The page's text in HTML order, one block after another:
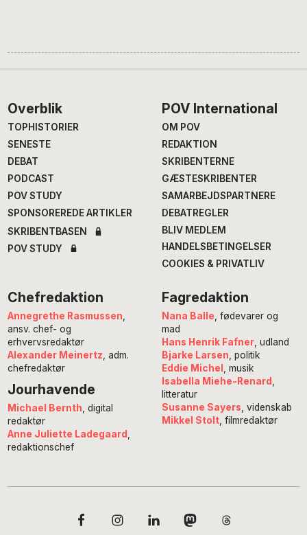
Footer
Overblik
TOPHISTORIER
SENESTE
DEBAT
PODCAST
POV STUDY
SPONSOREREDE ARTIKLER
SKRIBENTBASEN
POV STUDY
POV International
OM POV
REDAKTION
SKRIBENTERNE
GÆSTESKRIBENTER
SAMARBEJDSPARTNERE
DEBATREGLER
BLIV MEDLEM
HANDELSBETINGELSER
COOKIES & PRIVATLIV
Chefredaktion
Annegrethe Rasmussen
ansv. chef- og
erhvervsredaktør
Alexander Meinertz , adm.
chefredaktør
Jourhavende
Michael Bernth , digital
redaktør
Anne Juliette Ladegaard
redaktionschef
Fagredaktion
Nana Balle , fødevarer og
mad
Hans Henrik Fafner, udland
Bjarke Larsen , politik
Eddie Michel
, musik
Isabella Miehe-Renard
litteratur
Susanne Sayers , videnskab
Mikkel Stolt, filmredaktør